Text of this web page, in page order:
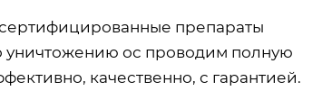
препараты
уничтожению ос проводим полную
качественно, с гарантией.